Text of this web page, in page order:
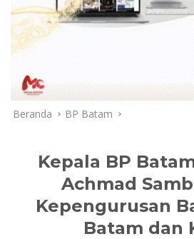
Beranda BP Batam
Kepala BP
Achmad
Kepengurusan
Batam dan